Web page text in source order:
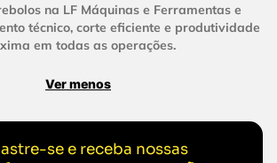
na LF Máquinas e Ferramentas e
técnico, corte eficiente e produtividade
em todas as operações.
Ver menos
se e receba nossas